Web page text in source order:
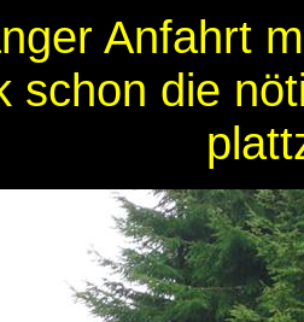
Anfahrt
schon die